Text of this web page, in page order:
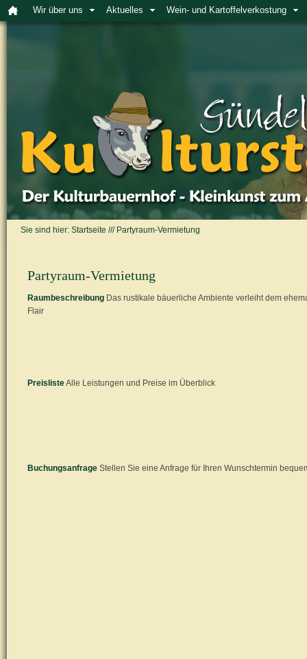
Wir über uns Aktuelles Wein- und Kartoffelverkostung
Sie sind hier: Startseite /// Partyraum-Vermietung
Partyraum-Vermietung
Raumbeschreibung Das rustikale bäuerliche Ambiente verleiht dem
Flair
PreislisteAlle Leistungen und Preise im Überblick
Buchungsanfrage Stellen Sie eine Anfrage für Ihren Wunschtermin